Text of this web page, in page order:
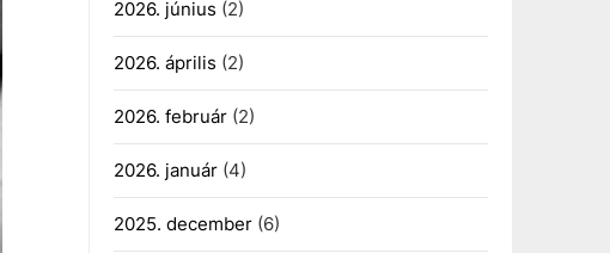
2026. június (2)
2026. április (2)
2026. február(2)
2026. január(4)
2025. december(6)